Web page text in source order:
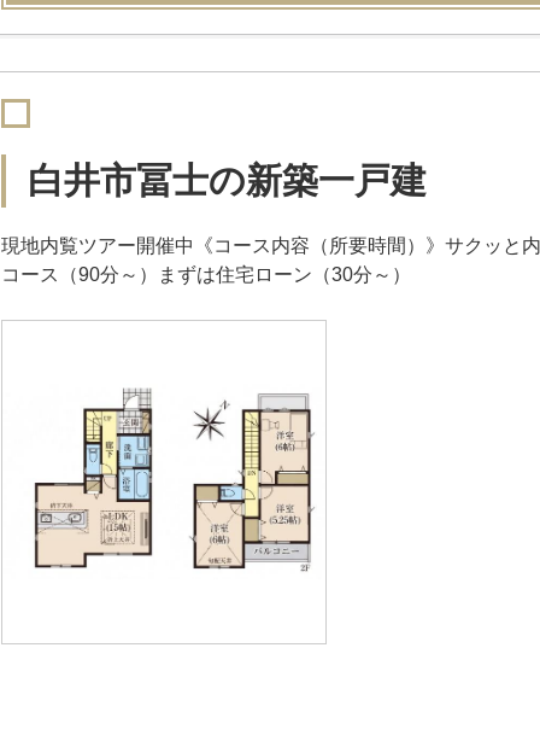
白井市冨士の新築一戸建
現地内覧ツアー開催中《コース内容（所要時間）》サクッと
コース（90分～）まずは住宅ローン（30分～）